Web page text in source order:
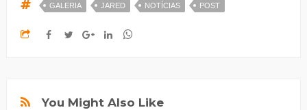
GALERIA JARED NOTÍCIAS POST
You Might Also Like